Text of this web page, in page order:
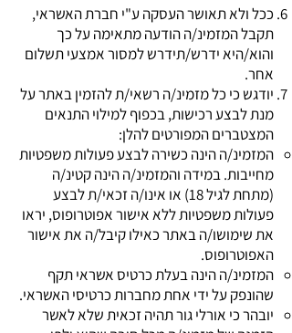
ככל ולא תאושר העסקה ע"י חברת האשראי,
תקבל המזמינ/ה הודעה מתאימה על כך
והוא/היא ידרש/תידרש למסור אמצעי תשלום
אחר.
יודגש כי כל מזמינ/ה רשאי/ת להזמין באתר על
מנת לבצע רכישות, בכפוף למילוי התנאים
המצטברים המפורטים להלן:
המזמינ/ה הינה כשירה לבצע פעולות משפטיות
מחייבות. במידה והמזמינ/ה הינה קטינ/ה
(מתחת לגיל 18) או אינו/ה זכאי/ת לבצע
פעולות משפטיות ללא אישור אפוטרופוס, יראו
את שימושו/ה באתר כאילו קיבל/ה את אישור
האפוטרופוס.
המזמינ/ה הינה בעלת כרטיס אשראי תקף
שהונפק על ידי אחת מחברות כרטיסי האשראי.
יובהר כי אורלי גור תהיה זכאית שלא לאשר